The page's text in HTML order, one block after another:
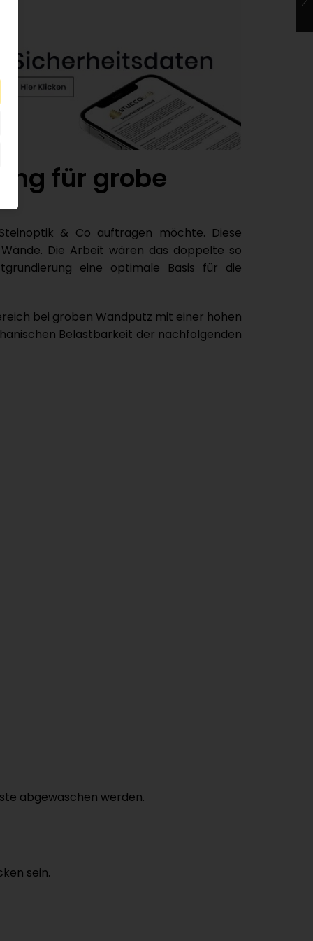
für grobe
& Co auftragen möchte. Diese
Die Arbeit wären das doppelte so
eine optimale Basis für die
bei groben Wandputz mit einer hohen
Belastbarkeit der nachfolgenden
abgewaschen werden.
sein.